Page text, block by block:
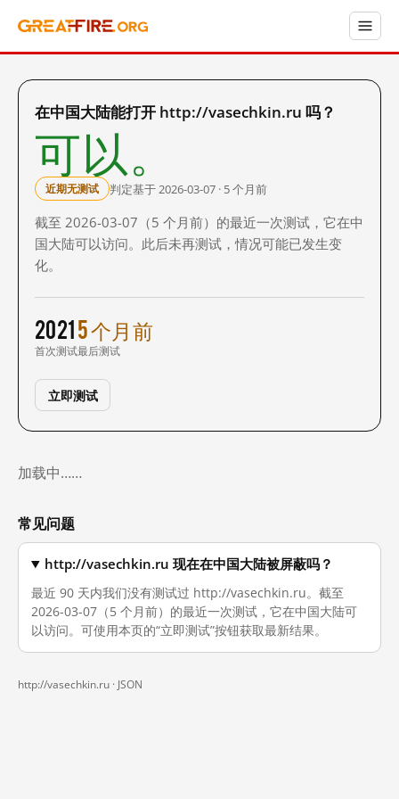
在中国大陆能打开 http://vasechkin.ru 吗？
可以。
近期无测试 判定基于 2026-03-07 · 5 个月前
截至 2026-03-07（5 个月前）的最近一次测试，它在中
国大陆可以访问。此后未再测试，情况可能已发生变
化。
2021
首次测试
5 个月前
最后测试
立即测试
加载中……
常见问题
http://vasechkin.ru 现在在中国大陆被屏蔽吗？
最近 90 天内我们没有测试过 http://vasechkin.ru。截至
2026-03-07（5 个月前）的最近一次测试，它在中国大陆可
以访问。可使用本页的“立即测试”按钮获取最新结果。
http://vasechkin.ru · JSON